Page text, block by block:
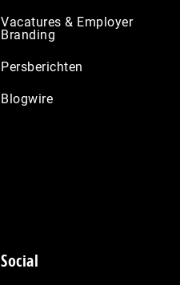
Vacatures & Employer
Branding
Persberichten
Blogwire
Social